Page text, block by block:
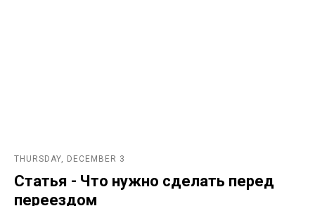
THURSDAY, DECEMBER 3
Статья - Что нужно сделать перед
переездом